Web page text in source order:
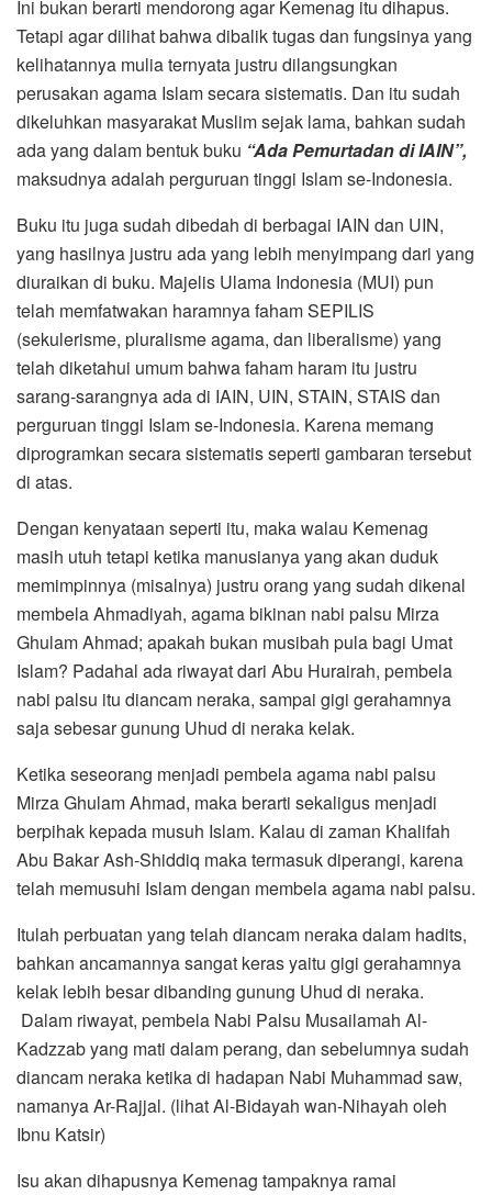
Ini bukan berarti mendorong agar Kemenag itu dihapus.
Tetapi agar dilihat bahwa dibalik tugas dan fungsinya yang
kelihatannya mulia ternyata justru dilangsungkan
perusakan agama Islam secara sistematis. Dan itu sudah
dikeluhkan masyarakat Muslim sejak lama, bahkan sudah
ada yang dalam bentuk buku “Ada Pemurtadan di IAIN”,
maksudnya adalah perguruan tinggi Islam se-Indonesia.
Buku itu juga sudah dibedah di berbagai IAIN dan UIN,
yang hasilnya justru ada yang lebih menyimpang dari yang
diuraikan di buku. Majelis Ulama Indonesia (MUI) pun
telah memfatwakan haramnya faham SEPILIS
(sekulerisme, pluralisme agama, dan liberalisme) yang
telah diketahui umum bahwa faham haram itu justru
sarang-sarangnya ada di IAIN, UIN, STAIN, STAIS dan
perguruan tinggi Islam se-Indonesia. Karena memang
diprogramkan secara sistematis seperti gambaran tersebut
di atas.
Dengan kenyataan seperti itu, maka walau Kemenag
masih utuh tetapi ketika manusianya yang akan duduk
memimpinnya (misalnya) justru orang yang sudah dikenal
membela Ahmadiyah, agama bikinan nabi palsu Mirza
Ghulam Ahmad; apakah bukan musibah pula bagi Umat
Islam? Padahal ada riwayat dari Abu Hurairah, pembela
nabi palsu itu diancam neraka, sampai gigi gerahamnya
saja sebesar gunung Uhud di neraka kelak.
Ketika seseorang menjadi pembela agama nabi palsu
Mirza Ghulam Ahmad, maka berarti sekaligus menjadi
berpihak kepada musuh Islam. Kalau di zaman Khalifah
Abu Bakar Ash-Shiddiq maka termasuk diperangi, karena
telah memusuhi Islam dengan membela agama nabi palsu.
Itulah perbuatan yang telah diancam neraka dalam hadits,
bahkan ancamannya sangat keras yaitu gigi gerahamnya
kelak lebih besar dibanding gunung Uhud di neraka.
Dalam riwayat, pembela Nabi Palsu Musailamah Al-
Kadzzab yang mati dalam perang, dan sebelumnya sudah
diancam neraka ketika di hadapan Nabi Muhammad saw,
namanya Ar-Rajjal. (lihat Al-Bidayah wan-Nihayah oleh
Ibnu Katsir)
Isu akan dihapusnya Kemenag tampaknya ramai